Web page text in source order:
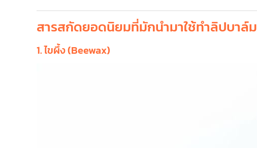
สารสกัดยอดนิยมที่มักนำมาใช้ทำลิปบาล์ม
1. ไขผึ้ง (Beewax)